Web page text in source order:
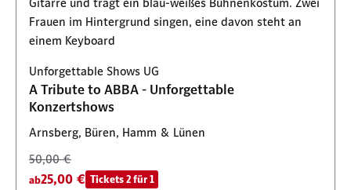
Unforgettable Shows UG
A Tribute to ABBA - Unforgettable
Konzertshows
Arnsberg, Büren, Hamm & Lünen
50,00 €
ab25,00 € Tickets 2 für 1